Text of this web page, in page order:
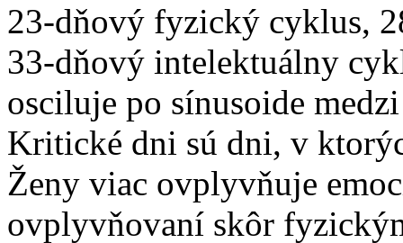
23-dňový fyzický cyklus,
33-dňový intelektuálny
osciluje po sínusoide
Kritické dni sú dni, v
Ženy viac ovplyvňuje
ovplyvňovaní skôr